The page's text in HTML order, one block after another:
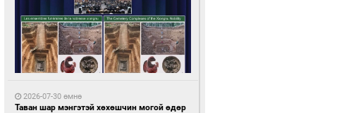
13 цагийн өмнө өмнө
Автобензин, дизель түлшний онцгой албан
татварыг тэглэлээ
2026-07-30 өмнө
Таван шар мэнгэтэй хөхөшчин могой өдөр